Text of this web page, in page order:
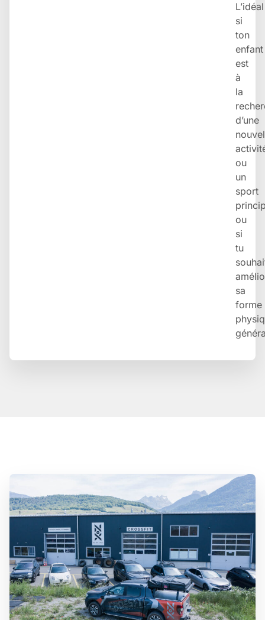
L’idéal
si
ton
enfant
est
à
la
d’une
ou
un
sport
ou
si
tu
sa
forme